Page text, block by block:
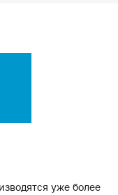
уже более